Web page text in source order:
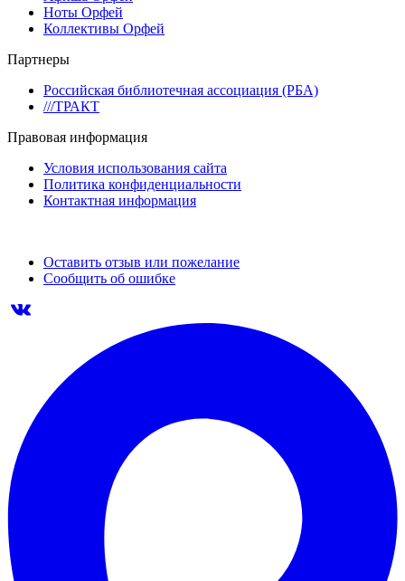
Ноты Орфей
Коллективы Орфей
Партнеры
Российская библиотечная ассоциация (РБА)
///ТРАКТ
Правовая информация
Условия использования сайта
Политика конфиденциальности
Контактная информация
Оставить отзыв или пожелание
Сообщить об ошибке